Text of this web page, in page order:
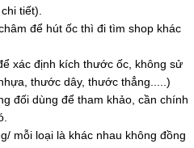
tiết).
để hút ốc thì đi tìm shop khác
xác định kích thước ốc, không sử
thước dây, thước thẳng.....)
đối dùng để tham khảo, cần chính
mỗi loại là khác nhau không đồng